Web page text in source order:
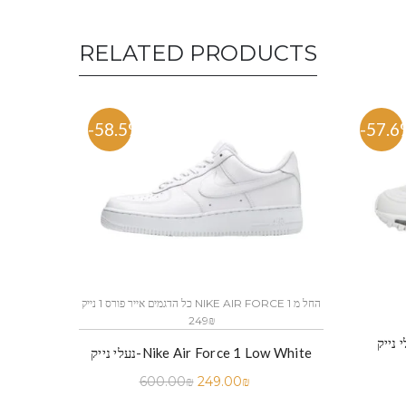
RELATED PRODUCTS
-58.5%
כל הדגמים אייר פורס 1 נייק NIKE AIR FORCE 1 החל מ
249₪
נעלי נייק-Nike Air Force 1 Low White
600.00₪ 249.00₪
-57.6%